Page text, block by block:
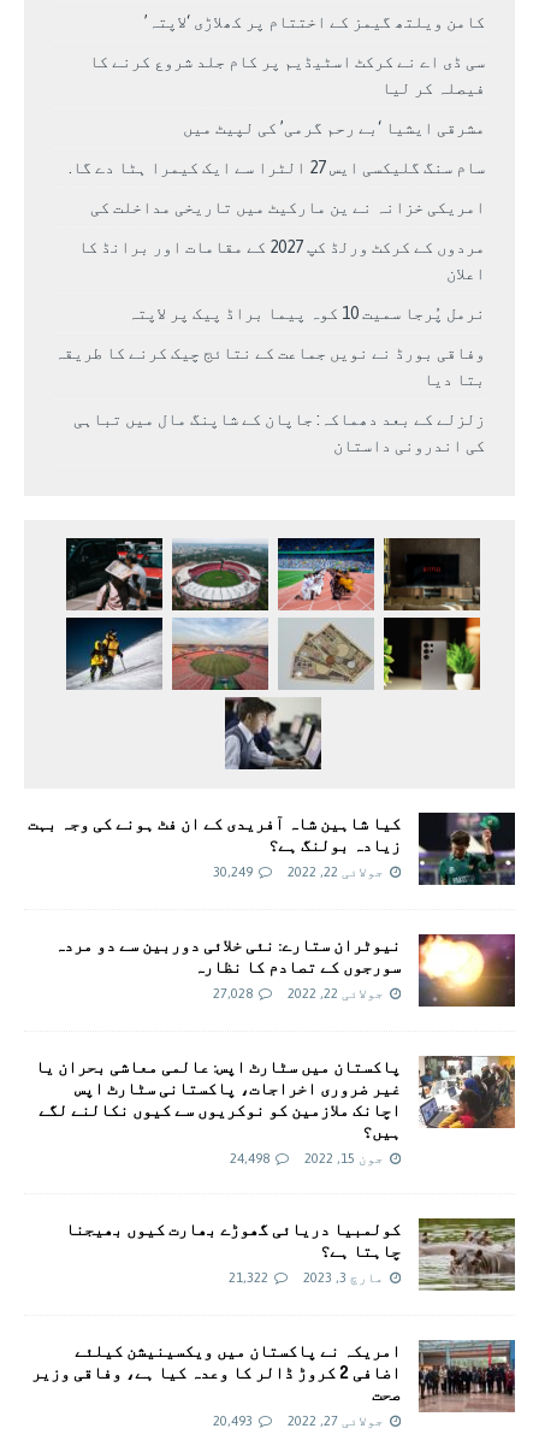
کامن ویلتھ گیمز کے اختتام پر کھلاڑی ‘لاپتہ’
سی ڈی اے نے کرکٹ اسٹیڈیم پر کام جلد شروع کرنے کا
فیصلہ کر لیا
مشرقی ایشیا ‘بے رحم گرمی’ کی لپیٹ میں
سام سنگ گلیکسی ایس 27 الٹرا سے ایک کیمرا ہٹا دے گا.
امریکی خزانہ نے ین مارکیٹ میں تاریخی مداخلت کی
مردوں کے کرکٹ ورلڈ کپ 2027 کے مقامات اور برانڈ کا
اعلان
نرمل پُرجا سمیت 10 کوہ پیما براڈ پیک پر لاپتہ
وفاقی بورڈ نے نویں جماعت کے نتائج چیک کرنے کا طریقہ
بتا دیا
زلزلے کے بعد دھماکہ: جاپان کے شاپنگ مال میں تباہی
کی اندرونی داستان
کیا شاہین شاہ آفریدی کے ان فٹ ہونے کی وجہ بہت
زیادہ بولنگ ہے؟
جولائی 22, 2022 30,249
نیوٹران ستارے: نئی خلائی دوربین سے دو مردہ
سورجوں کے تصادم کا نظارہ
جولائی 22, 2022 27,028
پاکستان میں سٹارٹ اپس: عالمی معاشی بحران یا
غیر ضروری اخراجات، پاکستانی سٹارٹ اپس
اچانک ملازمین کو نوکریوں سے کیوں نکالنے لگے
ہیں؟
جون 15, 2022 24,498
کولمبیا دریائی گھوڑے بھارت کیوں بھیجنا
چاہتا ہے؟
مارچ 3, 2023 21,322
امريکہ نے پاکستان میں ویکسینیشن کیلئے
اضافی 2 کروڑ ڈالر کا وعدہ کیا ہے، وفاقی وزیر
صحت
جولائی 27, 2022 20,493